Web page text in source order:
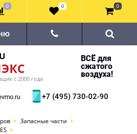
с 2000 года
ВСЁ для
сжатого
воздуха!
+7 (495) 730-02-90
Запасные части
0 0 0